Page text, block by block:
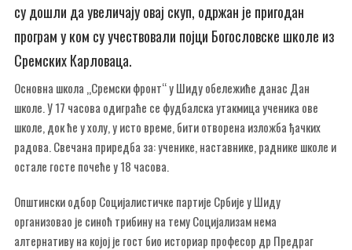
су дошли да увеличају овај скуп, одржан је пригодан
програм у ком су учествовали појци Богословске школе из
Сремских Карловаца.
Основна школа „Сремски фронт“ у Шиду обележиће данас Дан
школе. У 17 часова одиграће се фудбалска утакмица ученика ове
школе, док ће у холу, у исто време, бити отворена изложба ђачких
радова. Свечана приредба за: ученике, наставнике, раднике школе и
остале госте почеће у 18 часова.
Општински одбор Социјалистичке партије Србије у Шиду
организовао је синоћ трибину на тему Социјализам нема
алтернативу на којој је гост био историар професор др Предраг